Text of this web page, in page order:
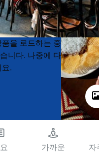
을 로드하는 중
니다. 나중에 다
요.
가까운 자